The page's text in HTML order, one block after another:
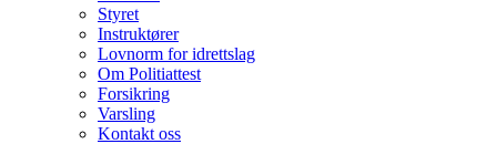
Styret
Instruktører
Lovnorm for idrettslag
Om Politiattest
Forsikring
Varsling
Kontakt oss